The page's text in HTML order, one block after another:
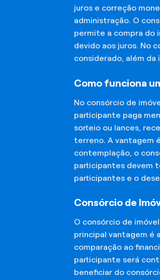
juros e correção
administração. O
permite a compra do
devido aos juros. No
considerado, além
Como funciona
No consórcio de
participante paga
sorteio ou lances,
terreno. A vantagem
contemplação, o
participantes devem
participantes e o
Consórcio de
O consórcio de
principal vantagem é
comparação ao
participante será
beneficiar do